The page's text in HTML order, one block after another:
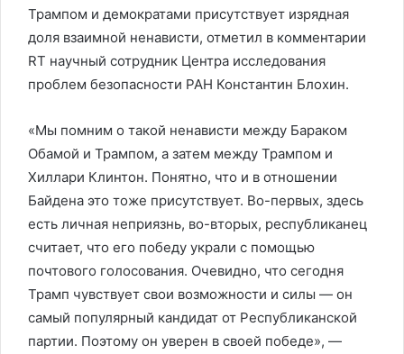
Трампом и демократами присутствует изрядная
доля взаимной ненависти, отметил в комментарии
RT научный сотрудник Центра исследования
проблем безопасности РАН Константин Блохин.
«Мы помним о такой ненависти между Бараком
Обамой и Трампом, а затем между Трампом и
Хиллари Клинтон. Понятно, что и в отношении
Байдена это тоже присутствует. Во-первых, здесь
есть личная неприязнь, во-вторых, республиканец
считает, что его победу украли с помощью
почтового голосования. Очевидно, что сегодня
Трамп чувствует свои возможности и силы — он
самый популярный кандидат от Республиканской
партии. Поэтому он уверен в своей победе», —